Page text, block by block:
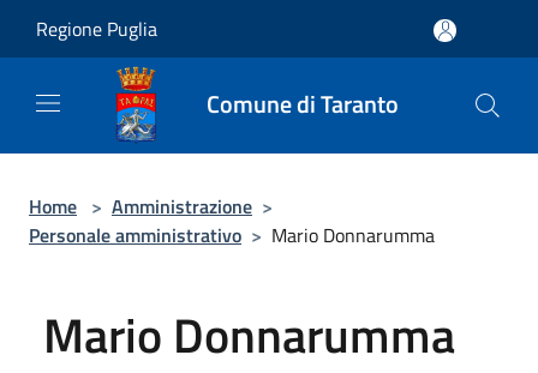
Regione Puglia
Comune di Taranto
Home > Amministrazione >
Personale amministrativo > Mario Donnarumma
Mario Donnarumma